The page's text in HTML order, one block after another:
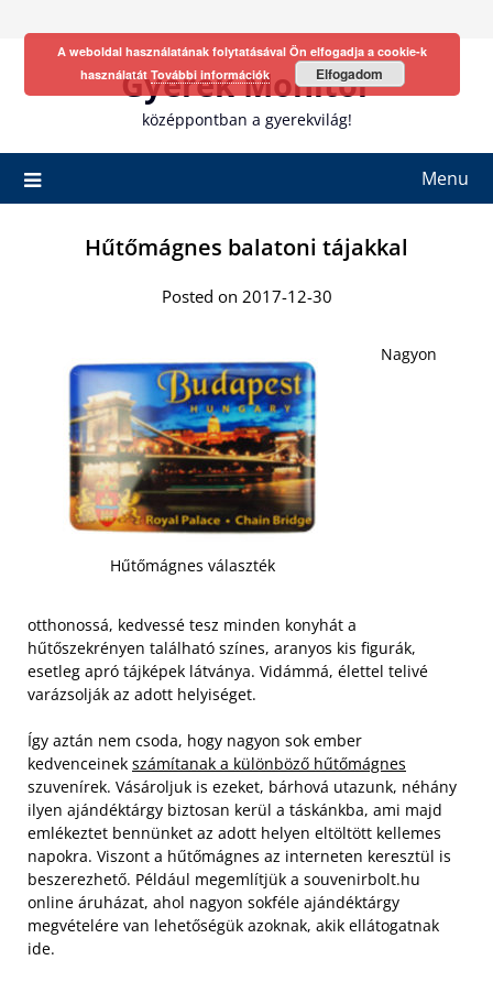
Gyerek Monitor
középpontban a gyerekvilág!
Menu
Hűtőmágnes balatoni tájakkal
Posted on 2017-12-30
Hűtőmágnes választék
Nagyon
otthonossá, kedvessé tesz minden konyhát a
hűtőszekrényen található színes, aranyos kis figurák,
esetleg apró tájképek látványa. Vidámmá, élettel telivé
varázsolják az adott helyiséget.
Így aztán nem csoda, hogy nagyon sok ember
kedvenceinek számítanak a különböző hűtőmágnes
szuvenírek. Vásároljuk is ezeket, bárhová utazunk, néhány
ilyen ajándéktárgy biztosan kerül a táskánkba, ami majd
emlékeztet bennünket az adott helyen eltöltött kellemes
napokra. Viszont a hűtőmágnes az interneten keresztül is
beszerezhető. Például megemlítjük a souvenirbolt.hu
online áruházat, ahol nagyon sokféle ajándéktárgy
megvételére van lehetőségük azoknak, akik ellátogatnak
ide.
A weboldal használatának folytatásával Ön elfogadja a cookie-k
használatát További információk Elfogadom